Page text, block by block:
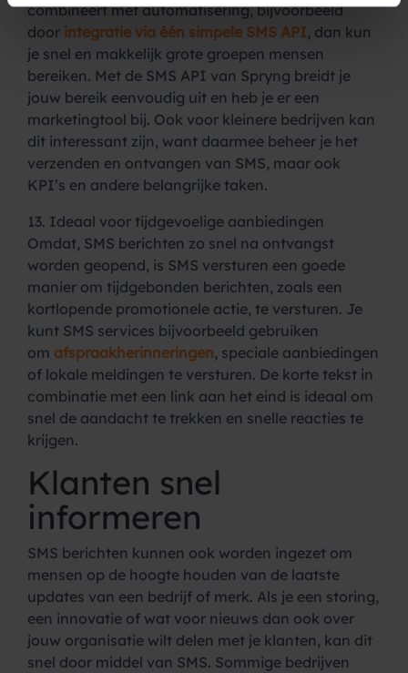
combineert met automatisering, bijvoorbeeld
door integratie via één simpele SMS API, dan kun
je snel en makkelijk grote groepen mensen
bereiken. Met de SMS API van Spryng breidt je
jouw bereik eenvoudig uit en heb je er een
marketingtool bij. Ook voor kleinere bedrijven kan
dit interessant zijn, want daarmee beheer je het
verzenden en ontvangen van SMS, maar ook
KPI’s en andere belangrijke taken.
13. Ideaal voor tijdgevoelige aanbiedingen
Omdat, SMS berichten zo snel na ontvangst
worden geopend, is SMS versturen een goede
manier om tijdgebonden berichten, zoals een
kortlopende promotionele actie, te versturen. Je
kunt SMS services bijvoorbeeld gebruiken
om afspraakherinneringen, speciale aanbiedingen
of lokale meldingen te versturen. De korte tekst in
combinatie met een link aan het eind is ideaal om
snel de aandacht te trekken en snelle reacties te
krijgen.
Klanten snel
informeren
SMS berichten kunnen ook worden ingezet om
mensen op de hoogte houden van de laatste
updates van een bedrijf of merk. Als je een storing,
een innovatie of wat voor nieuws dan ook over
jouw organisatie wilt delen met je klanten, kan dit
snel door middel van SMS. Sommige bedrijven